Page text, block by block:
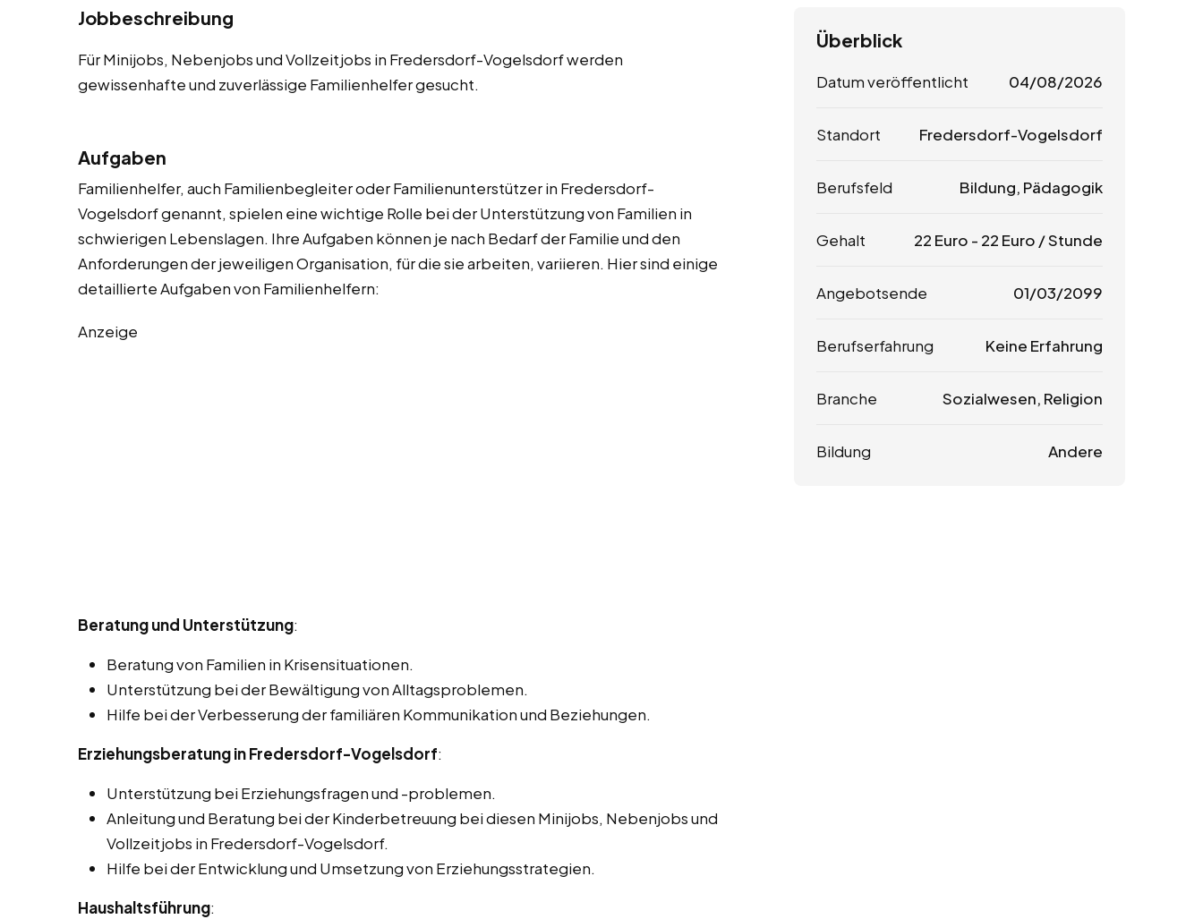
Jobbeschreibung
Für Minijobs, Nebenjobs und Vollzeitjobs in Fredersdorf-Vogelsdorf werden
gewissenhafte und zuverlässige Familienhelfer gesucht.
Aufgaben
Familienhelfer, auch Familienbegleiter oder Familienunterstützer in Fredersdorf-
Vogelsdorf genannt, spielen eine wichtige Rolle bei der Unterstützung von Familien in
schwierigen Lebenslagen. Ihre Aufgaben können je nach Bedarf der Familie und den
Anforderungen der jeweiligen Organisation, für die sie arbeiten, variieren. Hier sind einige
detaillierte Aufgaben von Familienhelfern:
Anzeige
Beratung und Unterstützung:
Beratung von Familien in Krisensituationen.
Unterstützung bei der Bewältigung von Alltagsproblemen.
Hilfe bei der Verbesserung der familiären Kommunikation und Beziehungen.
Erziehungsberatung in Fredersdorf-Vogelsdorf:
Unterstützung bei Erziehungsfragen und -problemen.
Anleitung und Beratung bei der Kinderbetreuung bei diesen Minijobs, Nebenjobs und
Vollzeitjobs in Fredersdorf-Vogelsdorf.
Hilfe bei der Entwicklung und Umsetzung von Erziehungsstrategien.
Haushaltsführung:
Überblick
Datum veröffentlicht 04/08/2026
Standort Fredersdorf-Vogelsdorf
Berufsfeld Bildung, Pädagogik
Gehalt 22 Euro - 22 Euro / Stunde
Angebotsende 01/03/2099
Berufserfahrung Keine Erfahrung
Branche Sozialwesen, Religion
Bildung Andere